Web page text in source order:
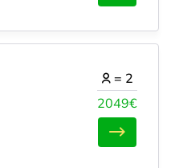
2049€
= 2